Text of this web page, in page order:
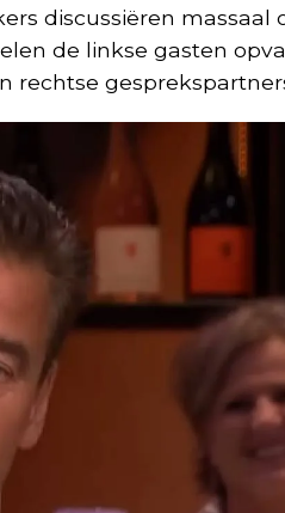
discussiëren massaal
de linkse gasten
rechtse